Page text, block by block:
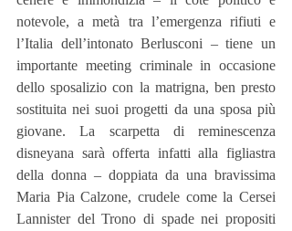
notevole, a metà tra l’emergenza rifiuti e
l’Italia dell’intonato Berlusconi – tiene un
importante meeting criminale in occasione
dello sposalizio con la matrigna, ben presto
sostituita nei suoi progetti da una sposa più
giovane. La scarpetta di reminescenza
disneyana sarà offerta infatti alla figliastra
della donna – doppiata da una bravissima
Maria Pia Calzone, crudele come la Cersei
Lannister del Trono di spade nei propositi